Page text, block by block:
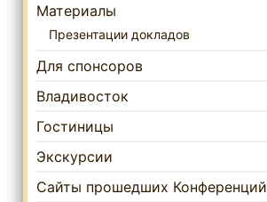
Материалы
Презентации докладов
Для спонсоров
Владивосток
Гостиницы
Экскурсии
Сайты прошедших Конференций